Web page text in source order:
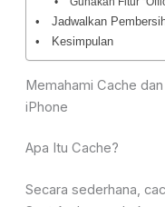
Jadwalkan
Kesimpulan
Memahami Cache
iPhone
Apa Itu Cache?
Secara sederhana,